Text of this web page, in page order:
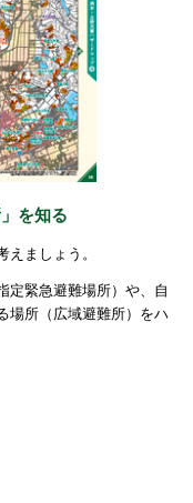
を知る
ましょう。
定緊急避難場所）や、自
場所（広域避難所）をハ